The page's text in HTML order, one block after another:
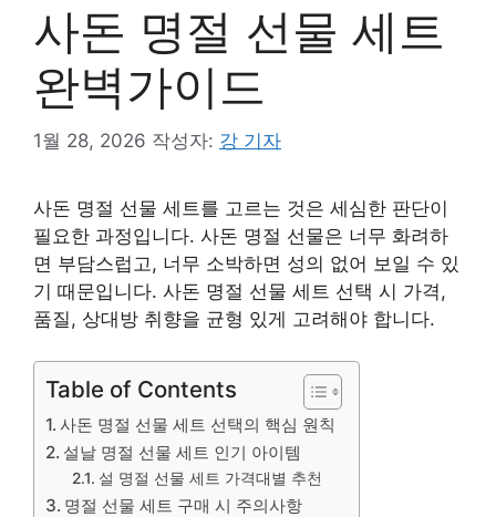
사돈 명절 선물 세트
완벽가이드
1월 28, 2026 작성자: 강 기자
사돈 명절 선물 세트를 고르는 것은 세심한 판단이
필요한 과정입니다. 사돈 명절 선물은 너무 화려하
면 부담스럽고, 너무 소박하면 성의 없어 보일 수 있
기 때문입니다. 사돈 명절 선물 세트 선택 시 가격,
품질, 상대방 취향을 균형 있게 고려해야 합니다.
Table of Contents
사돈 명절 선물 세트 선택의 핵심 원칙
설날 명절 선물 세트 인기 아이템
설 명절 선물 세트 가격대별 추천
명절 선물 세트 구매 시 주의사항